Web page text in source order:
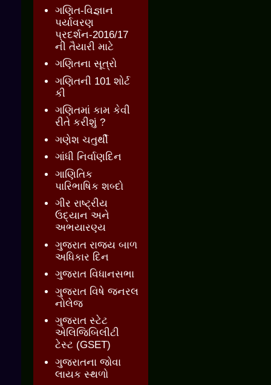
ગણિત-વિજ્ઞાન
પર્યાવરણ
પ્રદર્શન-2016/17
ની તૈયારી માટે
ગણિતના સૂત્રો
ગણિતની 101 શોર્ટ
કી
ગણિતમાં કામ કેવી
રીતે કરીશું ?
ગણેશ ચતુર્થી
ગાંધી નિર્વાણદિન
ગાણિતિક
પારિભાષિક શબ્દો
ગીર રાષ્ટ્રીય
ઉદ્યાન અને
અભયારણ્ય
ગુજરાત રાજ્ય બાળ
અધિકાર દિન
ગુજરાત વિધાનસભા
ગુજરાત વિષે જનરલ
નોલેજ
ગુજરાત સ્ટેટ
એલિજિબિલીટી
ટેસ્ટ (GSET)
ગુજરાતના જોવા
લાયક સ્થળો